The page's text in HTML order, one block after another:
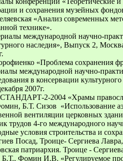
и сохранения музейных
«Анализ современных
технике».
международной научно-
наследия», Выпуск 2,
«Проблема сохранения
международной научно-
в консервации
2007г.
2-2004 «Храмы
Б.Т. Сизов «Использование
вентиляции церковных
4-го международного
условия строительства и
Посад, Троице- Сергиева Лавра,
патриархия.
Фомин И.В. «Регулируемое